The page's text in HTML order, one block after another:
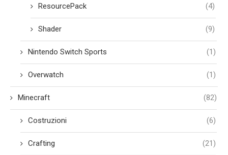
ResourcePack (4)
Shader (9)
Nintendo Switch Sports (1)
Overwatch (1)
Minecraft (82)
Costruzioni (6)
Crafting (21)